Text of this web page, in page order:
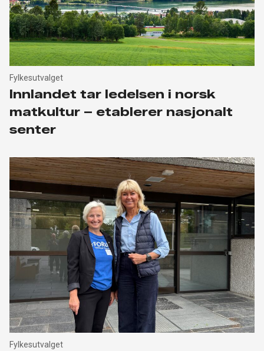
Fylkesutvalget
Innlandet tar ledelsen i norsk
matkultur – etablerer nasjonalt
senter
Fylkesutvalget